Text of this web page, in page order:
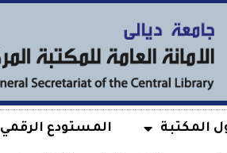
المكتبة المستودع الرقمي